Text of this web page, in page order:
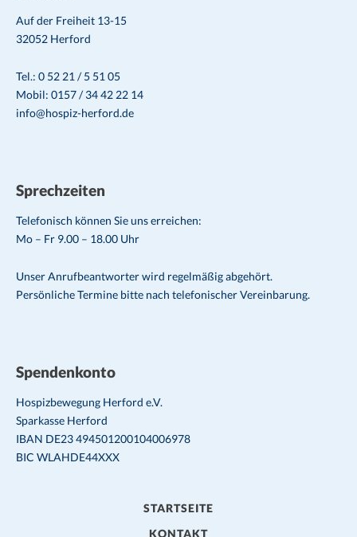
Auf der Freiheit 13-15
32052 Herford
Tel.: 0 52 21 / 5 51 05
Mobil: 0157 / 34 42 22 14
info@hospiz-herford.de
Sprechzeiten
Telefonisch können Sie uns erreichen:
Mo – Fr 9.00 – 18.00 Uhr
Unser Anrufbeantworter wird regelmäßig abgehört.
Persönliche Termine bitte nach telefonischer Vereinbarung.
Spendenkonto
Hospizbewegung Herford e.V.
Sparkasse Herford
IBAN DE23 494501200104006978
BIC WLAHDE44XXX
STARTSEITE
KONTAKT